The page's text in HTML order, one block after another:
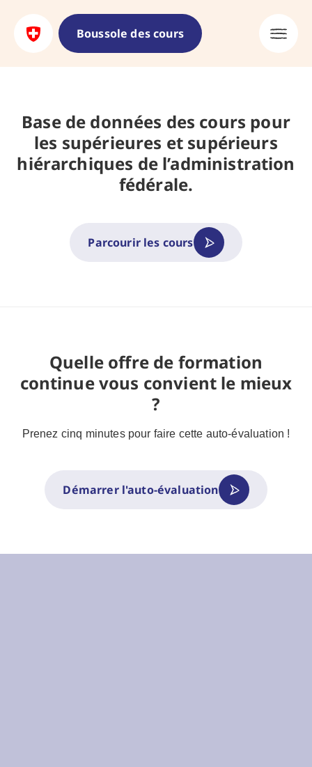
Boussole des cours
Base de données des cours pour
les supérieures et supérieurs
hiérarchiques de l’administration
fédérale.
Parcourir les cours
Quelle offre de formation
continue vous convient le mieux
?
Prenez cinq minutes pour faire cette auto-évaluation !
Démarrer l'auto-évaluation